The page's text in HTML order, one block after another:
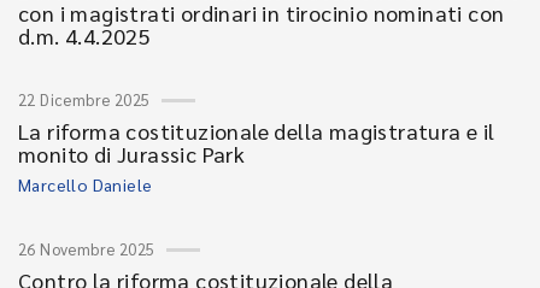
con i magistrati ordinari in tirocinio nominati con
d.m. 4.4.2025
22 Dicembre 2025
La riforma costituzionale della magistratura e il
monito di Jurassic Park
Marcello Daniele
26 Novembre 2025
Contro la riforma costituzionale della